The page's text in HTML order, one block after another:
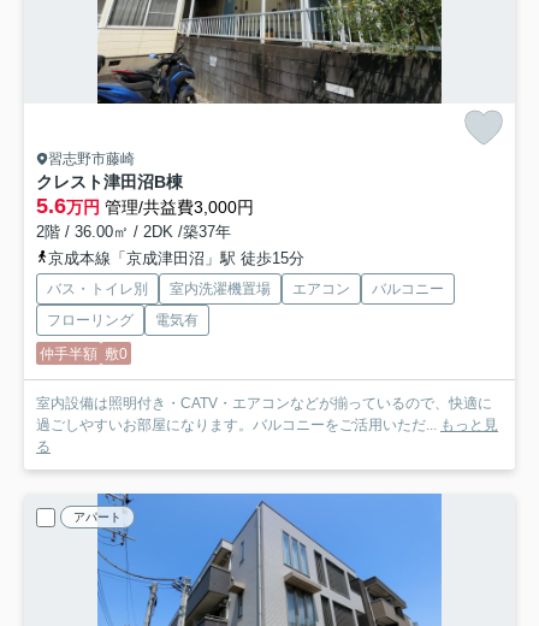
習志野市藤崎
クレスト津田沼B棟
5.6万円 管理/共益費3,000円
2階 / 36.00㎡ / 2DK /築37年
京成本線「京成津田沼」駅 徒歩15分
バス・トイレ別 室内洗濯機置場 エアコン
バルコニー
フローリング
電気有
仲手半額 敷0
室内設備は照明付き・CATV・エアコンなどが揃っているので、快適に
過ごしやすいお部屋になります。バルコニーをご活用いただ... もっと見
る
アパート